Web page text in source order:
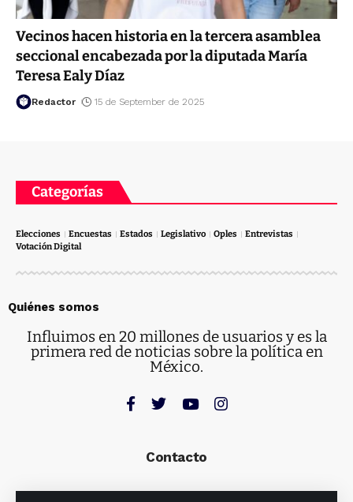
Vecinos hacen historia en la tercera asamblea
seccional encabezada por la diputada María
Teresa Ealy Díaz
Redactor 15 de September de 2025
Categorías
Elecciones Encuestas Estados Legislativo Oples
Entrevistas
Votación Digital
Quiénes somos
Influimos en 20 millones de usuarios y es la
primera red de noticias sobre la política en
México.
Contacto